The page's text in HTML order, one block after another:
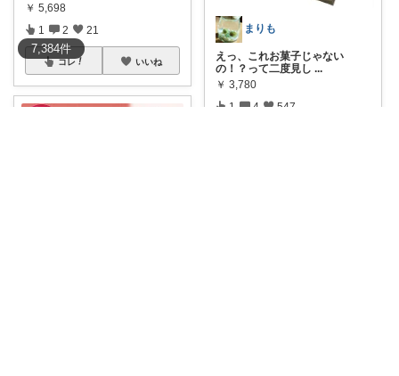
7,384件
￥ 5,698
1 2 21
コレ いいね
まりも
えっ、これお菓子じゃない
の！？って二度見し ...
￥ 3,780
1 4 547